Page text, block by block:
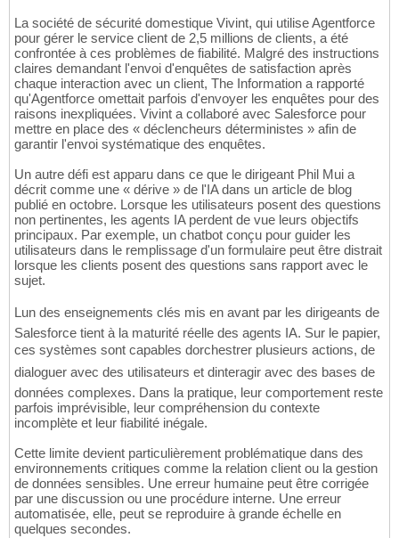
La société de sécurité domestique Vivint, qui utilise Agentforce
pour gérer le service client de 2,5 millions de clients, a été
confrontée à ces problèmes de fiabilité. Malgré des instructions
claires demandant l'envoi d'enquêtes de satisfaction après
chaque interaction avec un client, The Information a rapporté
qu'Agentforce omettait parfois d'envoyer les enquêtes pour des
raisons inexpliquées. Vivint a collaboré avec Salesforce pour
mettre en place des « déclencheurs déterministes » afin de
garantir l'envoi systématique des enquêtes.
Un autre défi est apparu dans ce que le dirigeant Phil Mui a
décrit comme une « dérive » de l'IA dans un article de blog
publié en octobre. Lorsque les utilisateurs posent des questions
non pertinentes, les agents IA perdent de vue leurs objectifs
principaux. Par exemple, un chatbot conçu pour guider les
utilisateurs dans le remplissage d'un formulaire peut être distrait
lorsque les clients posent des questions sans rapport avec le
sujet.
Lun des enseignements clés mis en avant par les dirigeants de
Salesforce tient à la maturité réelle des agents IA. Sur le papier,
ces systèmes sont capables dorchestrer plusieurs actions, de
dialoguer avec des utilisateurs et dinteragir avec des bases de
données complexes. Dans la pratique, leur comportement reste
parfois imprévisible, leur compréhension du contexte
incomplète et leur fiabilité inégale.
Cette limite devient particulièrement problématique dans des
environnements critiques comme la relation client ou la gestion
de données sensibles. Une erreur humaine peut être corrigée
par une discussion ou une procédure interne. Une erreur
automatisée, elle, peut se reproduire à grande échelle en
quelques secondes.